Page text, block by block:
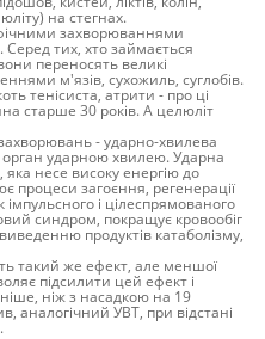
на стегнах.
захворюваннями
Серед тих, хто займається
переносять великі
м'язів, сухожиль, суглобів.
тенісиста, атрити - про ці
старше 30 років.А целюліт
- ударно-хвилева
орган ударною хвилею.Ударна
несе високу енергію до
процеси загоєння, регенерації
імпульсного і цілеспрямованого
синдром, покращує кровообіг
продуктів катаболізму,
такий же ефект, але меншої
підсилити цей ефект і
ніж з насадкою на 19
аналогічний УВТ, при відстані